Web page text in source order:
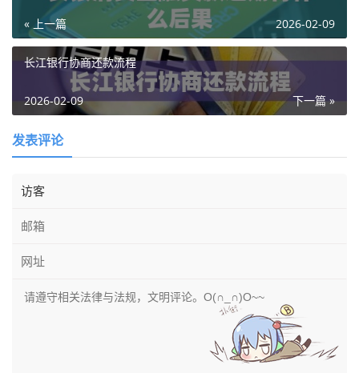
« 上一篇 2026-02-09
长江银行协商还款流程
下一篇 »
2026-02-09
发表评论